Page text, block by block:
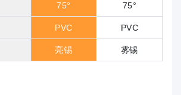
75° 75°
PVC PVC
亮锡 雾锡